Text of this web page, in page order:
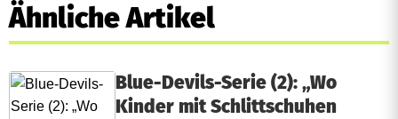
Ähnliche Artikel
Blue-Devils-Serie (2): „Wo
Kinder mit Schlittschuhen